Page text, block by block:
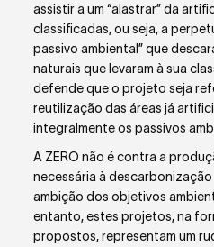
assistir a um “alastrar” da
classificadas, ou seja, a
passivo ambiental” que
naturais que levaram à sua
defende que o projeto seja
reutilização das áreas já
integralmente os passivos
A ZERO não é contra a
necessária à
ambição dos objetivos
entanto, estes projetos, na
propostos, representam um